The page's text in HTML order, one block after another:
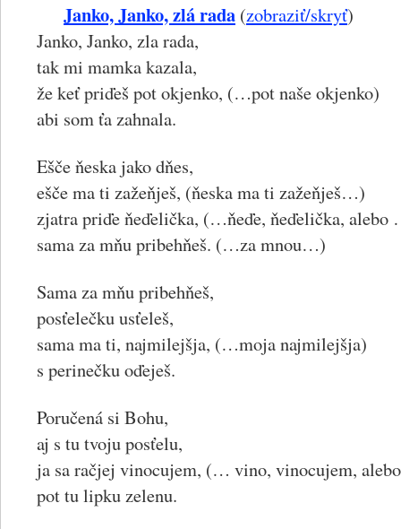
Janko, Janko, zlá rada (zobraziť/skryť)
Janko, Janko, zla rada,
tak mi mamka kazala,
že keť priďeš pot okjenko, (…pot naše okjenko)
abi som ťa zahnala.
Ešče ňeska jako dňes,
ešče ma ti zažeňješ, (ňeska ma ti zažeňješ…)
zjatra priďe ňeďelička, (…ňeďe, ňeďelička, alebo
sama za mňu pribehňeš. (…za mnou…)
Sama za mňu pribehňeš,
posťelečku usťeleš,
sama ma ti, najmilejšja, (…moja najmilejšja)
s perinečku oďeješ.
Poručená si Bohu,
aj s tu tvoju posťelu,
ja sa račjej vinocujem, (… vino, vinocujem,
pot tu lipku zelenu.